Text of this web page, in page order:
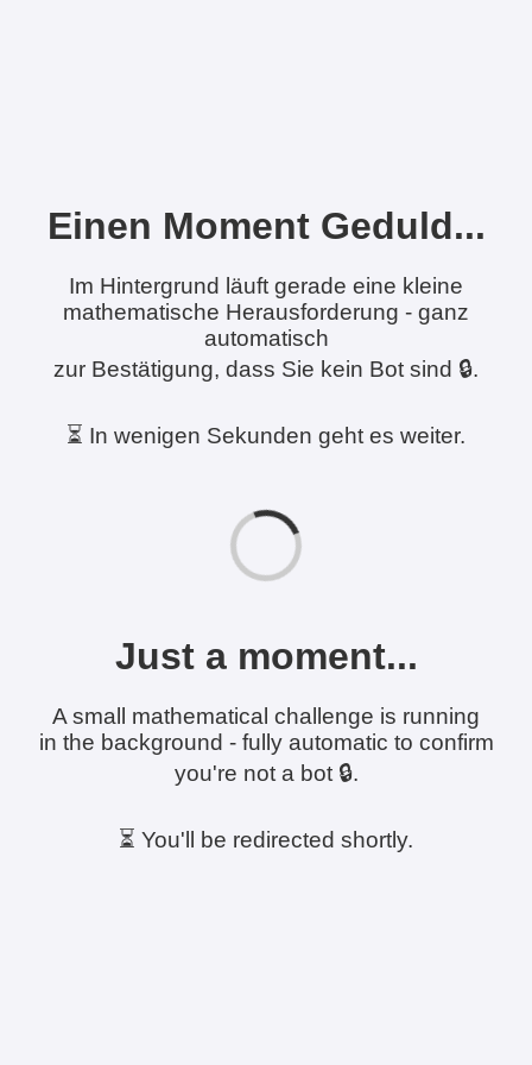
Einen Moment Geduld...
Im Hintergrund läuft gerade eine kleine
mathematische Herausforderung - ganz
automatisch
zur Bestätigung, dass Sie kein Bot sind 🔒.
⏳ In wenigen Sekunden geht es weiter.
Just a moment...
A small mathematical challenge is running
in the background - fully automatic to confirm
you're not a bot 🔒.
⏳ You'll be redirected shortly.